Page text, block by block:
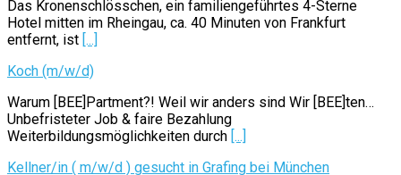
Das Kronenschlösschen, ein familiengeführtes 4-Sterne
Hotel mitten im Rheingau, ca. 40 Minuten von Frankfurt
entfernt, ist [...]
Koch (m/w/d)
Warum [BEE]Partment?! Weil wir anders sind Wir [BEE]ten…
Unbefristeter Job & faire Bezahlung
Weiterbildungsmöglichkeiten durch [...]
Kellner/in ( m/w/d ) gesucht in Grafing bei München